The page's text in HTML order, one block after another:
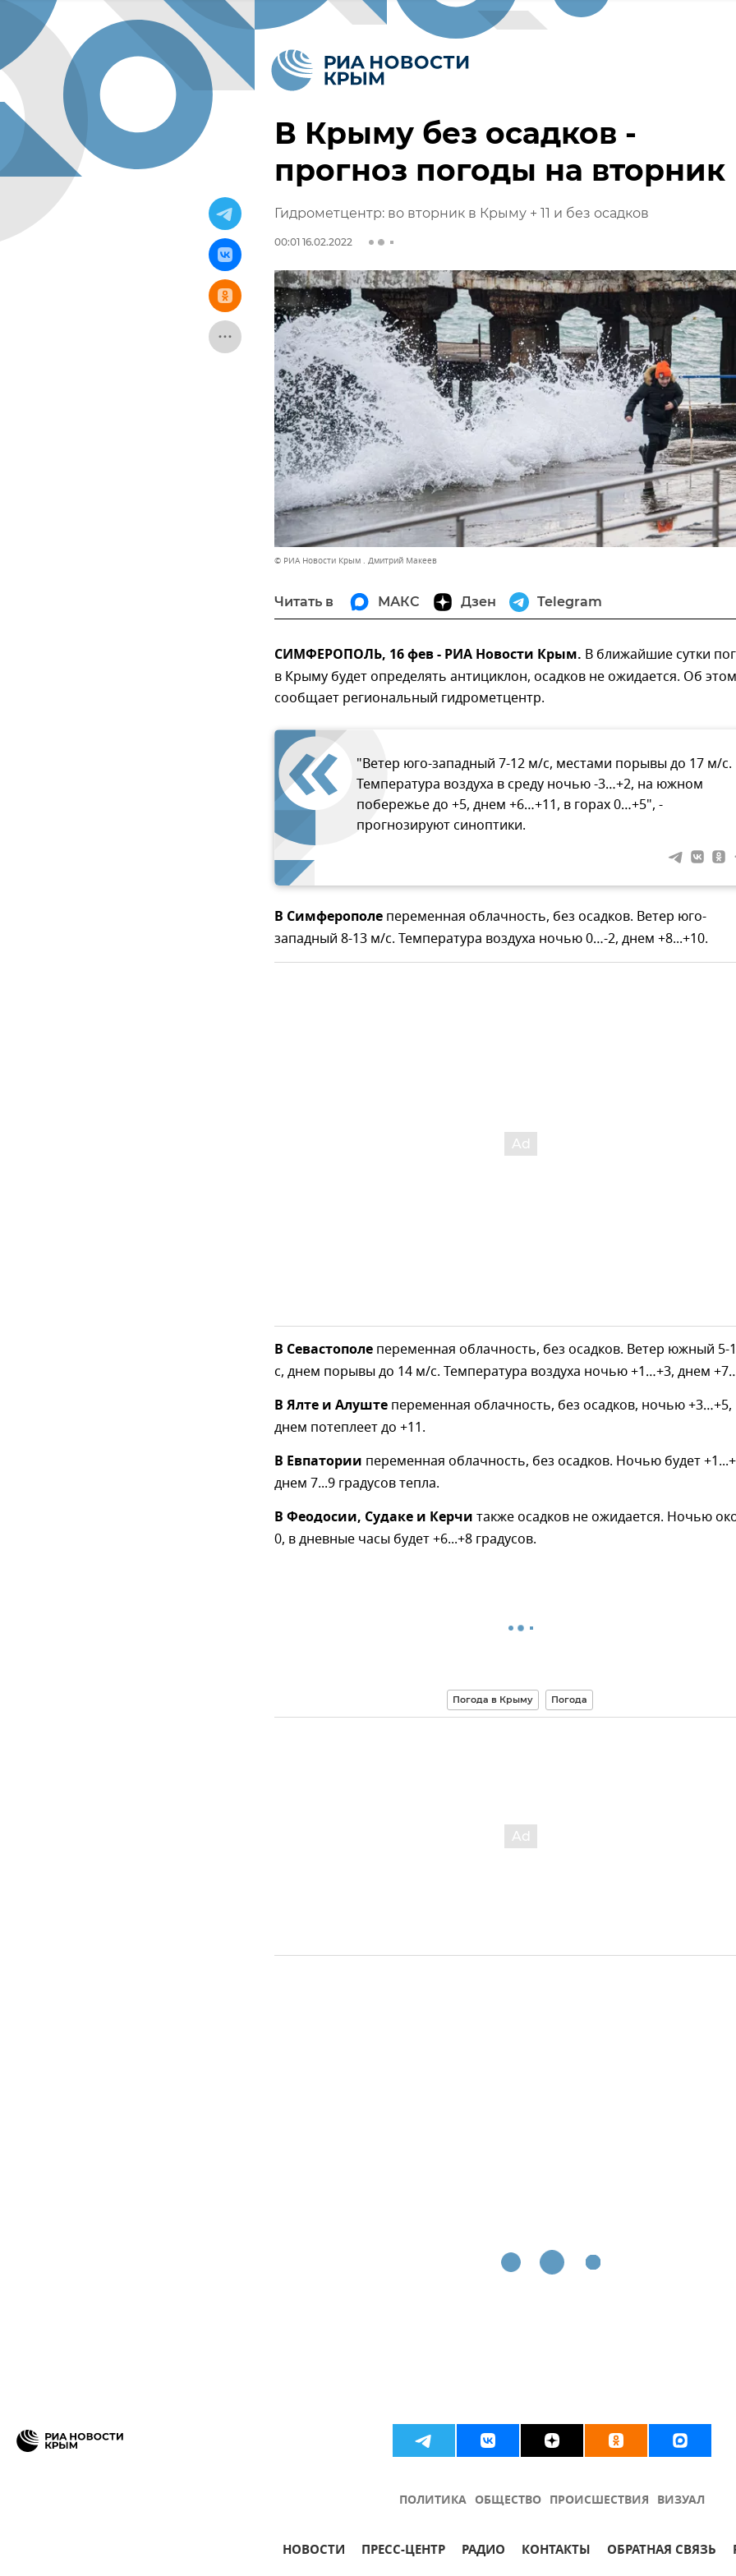
В Крыму без осадков -
прогноз погоды на вторник
Гидрометцентр: во вторник в Крыму + 11 и без осадков
00:01 16.02.2022
© РИА Новости Крым . Дмитрий Макеев
Читать в МАКС Дзен Telegram
СИМФЕРОПОЛЬ, 16 фев - РИА Новости Крым. В ближайшие сутки
в Крыму будет определять антициклон, осадков не ожидается. Об этом
сообщает региональный гидрометцентр.
"Ветер юго-западный 7-12 м/с, местами порывы до 17 м/с.
Температура воздуха в среду ночью -3…+2, на южном
побережье до +5, днем +6…+11, в горах 0…+5", -
прогнозируют синоптики.
В Симферополе переменная облачность, без осадков. Ветер юго-
западный 8-13 м/с. Температура воздуха ночью 0…-2, днем +8...+10.
В Севастополе переменная облачность, без осадков. Ветер южный 5-
с, днем порывы до 14 м/с. Температура воздуха ночью +1…+3, днем
В Ялте и Алуште переменная облачность, без осадков, ночью +3…+5,
днем потеплеет до +11.
В Евпатории переменная облачность, без осадков. Ночью будет
днем 7...9 градусов тепла.
В Феодосии, Судаке и Керчи также осадков не ожидается. Ночью
0, в дневные часы будет +6...+8 градусов.
Погода в Крыму Погода
ПОЛИТИКА ОБЩЕСТВО ПРОИСШЕСТВИЯ ВИЗУАЛ
НОВОСТИ ПРЕСС-ЦЕНТР РАДИО КОНТАКТЫ ОБРАТНАЯ СВЯЗЬ